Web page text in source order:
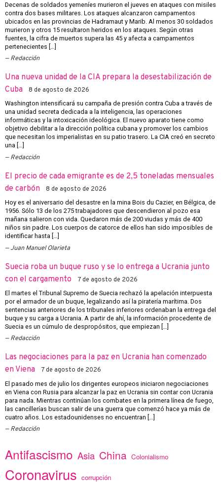
Decenas de soldados yemeníes murieron el jueves en ataques con misiles
contra dos bases militares. Los ataques alcanzaron campamentos
ubicados en las provincias de Hadramaut y Marib. Al menos 30 soldados
murieron y otros 15 resultaron heridos en los ataques. Según otras
fuentes, la cifra de muertos supera las 45 y afecta a campamentos
pertenecientes […]
Redacción
Una nueva unidad de la CIA prepara la desestabilización de
Cuba
8 de agosto de 2026
Washington intensificará su campaña de presión contra Cuba a través de
una unidad secreta dedicada a la inteligencia, las operaciones
informáticas y la intoxicación ideológica. El nuevo aparato tiene como
objetivo debilitar a la dirección política cubana y promover los cambios
que necesitan los imperialistas en su patio trasero. La CIA creó en secreto
una […]
Redacción
El precio de cada emigrante es de 2,5 toneladas mensuales
de carbón
8 de agosto de 2026
Hoy es el aniversario del desastre en la mina Bois du Cazier, en Bélgica, de
1956. Sólo 13 de los 275 trabajadores que descendieron al pozo esa
mañana salieron con vida. Quedaron más de 200 viudas y más de 400
niños sin padre. Los cuerpos de catorce de ellos han sido imposibles de
identificar hasta […]
Juan Manuel Olarieta
Suecia roba un buque ruso y se lo entrega a Ucrania junto
con el cargamento
7 de agosto de 2026
El martes el Tribunal Supremo de Suecia rechazó la apelación interpuesta
por el armador de un buque, legalizando así la piratería marítima. Dos
sentencias anteriores de los tribunales inferiores ordenaban la entrega del
buque y su carga a Ucrania. A partir de ahí, la información procedente de
Suecia es un cúmulo de despropósitos, que empiezan […]
Redacción
Las negociaciones para la paz en Ucrania han comenzado
en Viena
7 de agosto de 2026
El pasado mes de julio los dirigentes europeos iniciaron negociaciones
en Viena con Rusia para alcanzar la paz en Ucrania sin contar con Ucrania
para nada. Mientras continúan los combates en la primera línea de fuego,
las cancillerías buscan salir de una guerra que comenzó hace ya más de
cuatro años. Los estadounidenses no encuentran […]
Redacción
Antifascismo Asia China Colonialismo
Coronavirus corrupción